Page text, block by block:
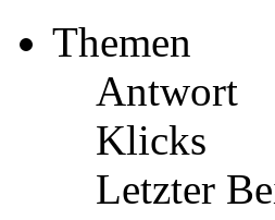
Themen
Antwort
Klicks
Letzter